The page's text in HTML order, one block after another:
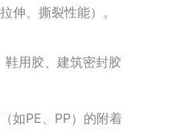
伸、撕裂性能）。
鞋用胶、建筑密封胶
如PE、PP）的附着